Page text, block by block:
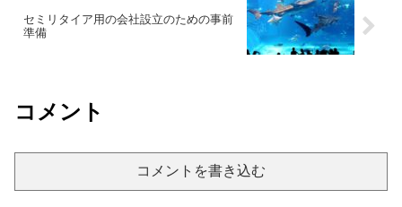
セミリタイア用の会社設立のための事前
準備
コメント
コメントを書き込む